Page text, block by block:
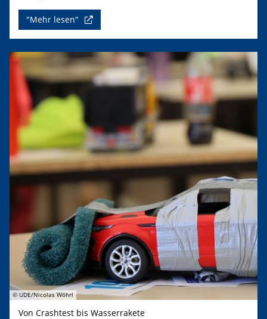
"Mehr lesen"
© UDE/Nicolas Wöhrl
Von Crashtest bis Wasserrakete